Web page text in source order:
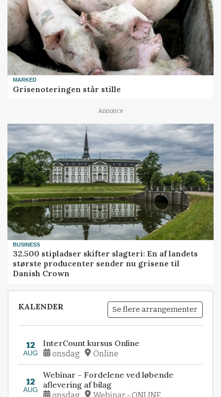
MARKED
Grisenoteringen står stille
Annonce
BUSINESS
32.500 stipladser skifter slagteri: En af landets
største producenter sender nu grisene til
Danish Crown
KALENDER Se flere arrangementer
12
AUG
InterCount kursus Online
onsdag Online
12
AUG
Webinar – Fordelene ved løbende
aflevering af bilag